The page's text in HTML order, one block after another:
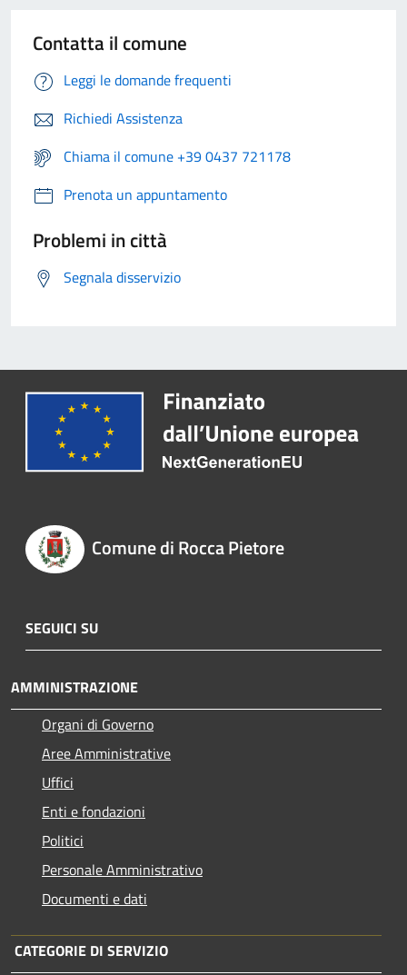
Contatta il comune
Leggi le domande frequenti
Richiedi Assistenza
Chiama il comune +39 0437 721178
Prenota un appuntamento
Problemi in città
Segnala disservizio
Comune di Rocca Pietore
SEGUICI SU
AMMINISTRAZIONE
Organi di Governo
Aree Amministrative
Uffici
Enti e fondazioni
Politici
Personale Amministrativo
Documenti e dati
CATEGORIE DI SERVIZIO